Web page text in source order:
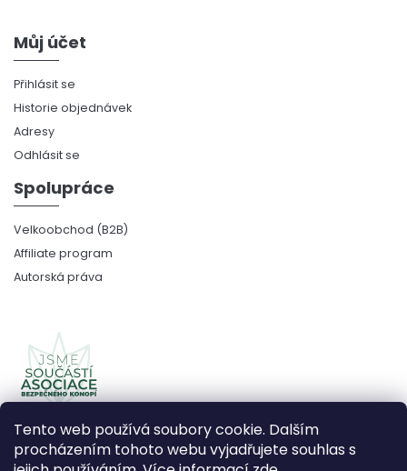
Tento web používá soubory cookie. Dalším
procházením tohoto webu vyjadřujete souhlas s
Můj účet
Přihlásit se
Historie objednávek
Adresy
Odhlásit se
Spolupráce
Velkoobchod (B2B)
Affiliate program
Autorská práva